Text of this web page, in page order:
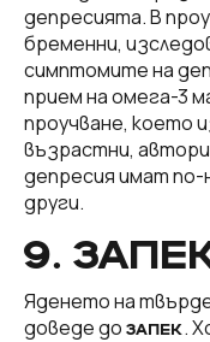
депресията. В
бременни,
симптомите на
прием на омега-3
проучване, което
възрастни,
депресия имат по-
други.
9.
Яденето на
доведе до ЗАПЕК.